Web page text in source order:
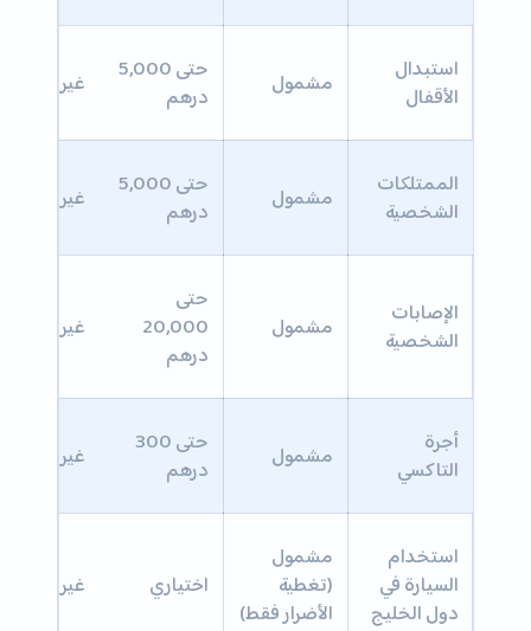
استبدال
الأقفال
مشمول
حتى 5,000
درهم
غير
الممتلكات
الشخصية
مشمول
حتى 5,000
درهم
غير
الإصابات
الشخصية
مشمول
حتى
20,000
درهم
غير
أجرة
التاكسي
مشمول
حتى 300
درهم
غير
استخدام
السيارة في
دول الخليج
مشمول
(تغطية
الأضرار فقط)
اختياري غير